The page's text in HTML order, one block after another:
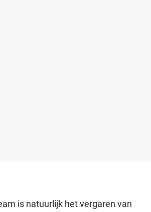
is natuurlijk het vergaren van